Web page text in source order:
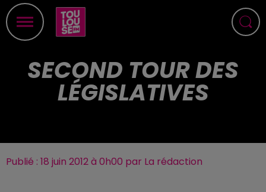
SECOND TOUR DES
LÉGISLATIVES
Publié : 18 juin 2012 à 0h00 par La rédaction